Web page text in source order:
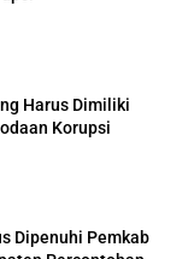
Harus Dimiliki
Korupsi
Dipenuhi Pemkab